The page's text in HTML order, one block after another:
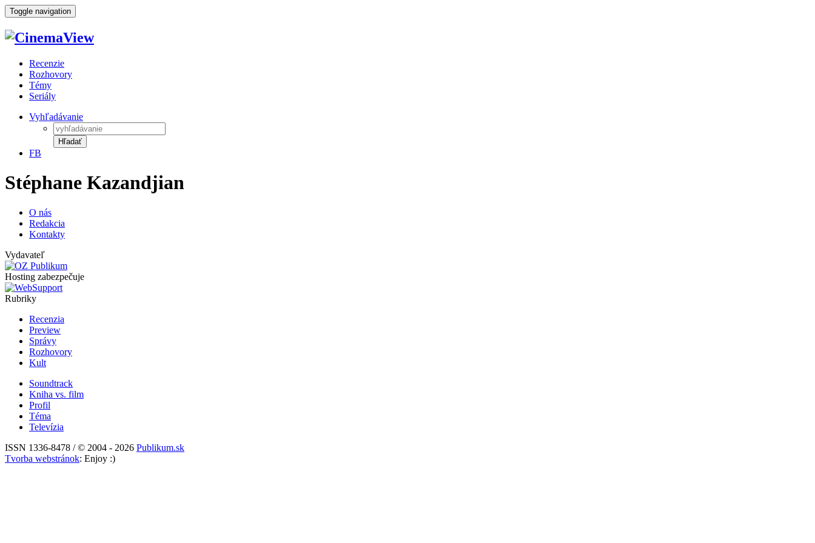
Toggle navigation
Recenzie
Rozhovory
Témy
Seriály
Vyhľadávanie
Hľadať
FB
Stéphane Kazandjian
O nás
Redakcia
Kontakty
Vydavateľ
Hosting zabezpečuje
Rubriky
Recenzia
Preview
Správy
Rozhovory
Kult
Soundtrack
Kniha vs. film
Profil
Téma
Televízia
ISSN 1336-8478 / © 2004 - 2026 Publikum.sk
Tvorba webstránok: Enjoy :)